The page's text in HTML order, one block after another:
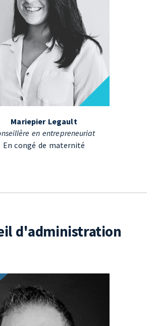
Mariepier Legault
en entrepreneuriat
En congé de maternité
d'administration